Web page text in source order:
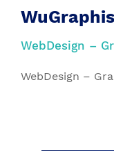
WebDesign –
WebDesign –